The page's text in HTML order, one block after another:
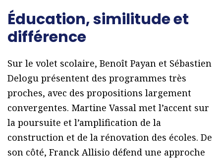
Éducation, similitude et
différence
Sur le volet scolaire, Benoît Payan et Sébastien
Delogu présentent des programmes très
proches, avec des propositions largement
convergentes. Martine Vassal met l’accent sur
la poursuite et l’amplification de la
construction et de la rénovation des écoles. De
son côté, Franck Allisio défend une approche